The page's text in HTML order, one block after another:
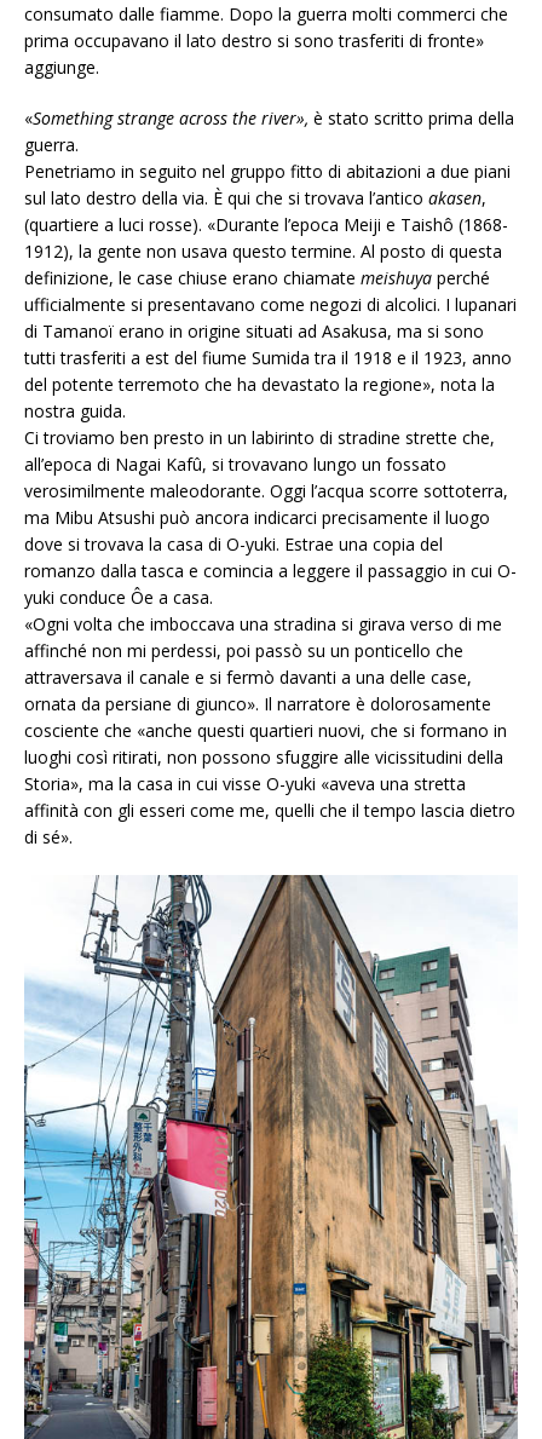
consumato dalle fiamme. Dopo la guerra molti commerci che
prima occupavano il lato destro si sono trasferiti di fronte»
aggiunge.
«Something strange across the river», è stato scritto prima della
guerra.
Penetriamo in seguito nel gruppo fitto di abitazioni a due piani
sul lato destro della via. È qui che si trovava l’antico akasen,
(quartiere a luci rosse). «Durante l’epoca Meiji e Taishô (1868-
1912), la gente non usava questo termine. Al posto di questa
definizione, le case chiuse erano chiamate meishuya perché
ufficialmente si presentavano come negozi di alcolici. I lupanari
di Tamanoï erano in origine situati ad Asakusa, ma si sono
tutti trasferiti a est del fiume Sumida tra il 1918 e il 1923, anno
del potente terremoto che ha devastato la regione», nota la
nostra guida.
Ci troviamo ben presto in un labirinto di stradine strette che,
all’epoca di Nagai Kafû, si trovavano lungo un fossato
verosimilmente maleodorante. Oggi l’acqua scorre sottoterra,
ma Mibu Atsushi può ancora indicarci precisamente il luogo
dove si trovava la casa di O-yuki. Estrae una copia del
romanzo dalla tasca e comincia a leggere il passaggio in cui O-
yuki conduce Ôe a casa.
«Ogni volta che imboccava una stradina si girava verso di me
affinché non mi perdessi, poi passò su un ponticello che
attraversava il canale e si fermò davanti a una delle case,
ornata da persiane di giunco». Il narratore è dolorosamente
cosciente che «anche questi quartieri nuovi, che si formano in
luoghi così ritirati, non possono sfuggire alle vicissitudini della
Storia», ma la casa in cui visse O-yuki «aveva una stretta
affinità con gli esseri come me, quelli che il tempo lascia dietro
di sé».